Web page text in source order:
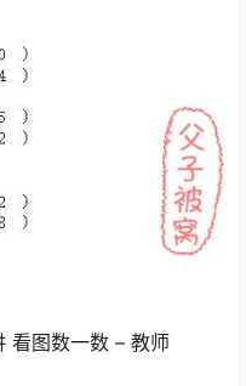
看图数一数 – 教师